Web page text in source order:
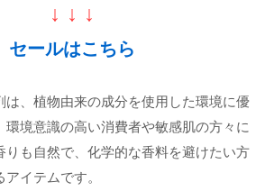
↓ ↓ ↓
セールはこちら
は、植物由来の成分を使用した環境に優
環境意識の高い消費者や敏感肌の方々に
りも自然で、化学的な香料を避けたい方
イテムです。